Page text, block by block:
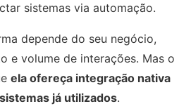
sistemas via automação.
depende do seu negócio,
e volume de interações. Mas o
ela ofereça integração nativa
já utilizados.